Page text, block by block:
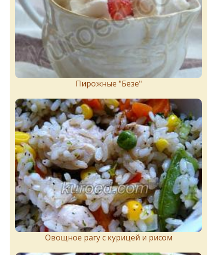
Пирожныe "Бeзe"
Овощное рагу с курицей и рисом